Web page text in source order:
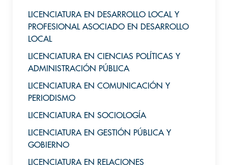
LICENCIATURA EN DESARROLLO LOCAL Y
PROFESIONAL ASOCIADO EN DESARROLLO
LOCAL
LICENCIATURA EN CIENCIAS POLÍTICAS Y
ADMINISTRACIÓN PÚBLICA
LICENCIATURA EN COMUNICACIÓN Y
PERIODISMO
LICENCIATURA EN SOCIOLOGÍA
LICENCIATURA EN GESTIÓN PÚBLICA Y
GOBIERNO
LICENCIATURA EN RELACIONES